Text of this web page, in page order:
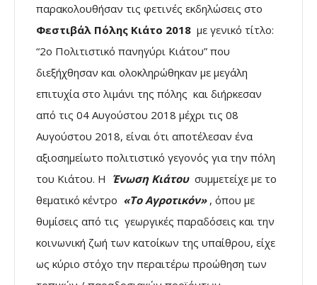
παρακολουθήσαν τις φετινές εκδηλώσεις στο
Φεστιβάλ Πόλης Κιάτο 2018 με γενικό τίτλο:
“2o Πολιτιστικό πανηγύρι Κιάτου” που
διεξήχθησαν και ολοκληρώθηκαν με μεγάλη
επιτυχία στο λιμάνι της πόλης και διήρκεσαν
από τις 04 Αυγούστου 2018 μέχρι τις 08
Αυγούστου 2018, είναι ότι αποτέλεσαν ένα
αξιοσημείωτο πολιτιστικό γεγονός για την πόλη
του Κιάτου. Η Ένωση Κιάτουσυμμετείχε με το
θεματικό κέντρο «Το Αγροτικόν», όπου με
θυμίσεις από τις γεωργικές παραδόσεις και την
κοινωνική ζωή των κατοίκων της υπαίθρου, είχε
ως κύριο στόχο την περαιτέρω προώθηση των